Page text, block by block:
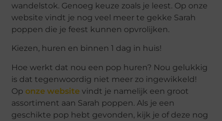
wandelstok. Genoeg keuze zoals je leest. Op onze
website vindt je nog veel meer te gekke Sarah
poppen die je feest kunnen opvrolijken.
Kiezen, huren en binnen 1 dag in huis!
Hoe werkt dat nou een pop huren? Nou gelukkig
is dat tegenwoordig niet meer zo ingewikkeld!
Oponze website vindt je namelijk een groot
assortiment aan Sarah poppen. Als je een
geschikte pop hebt gevonden, kijk je of deze nog